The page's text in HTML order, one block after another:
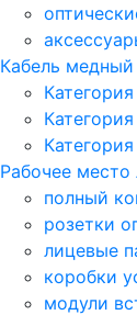
Кабель
Рабочее
полный
розетки
лицевые
коробки
модули